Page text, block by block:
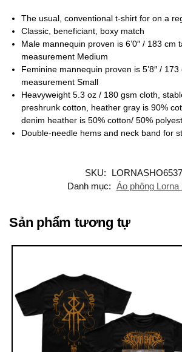
The usual, conventional t-shirt for on a
Classic, beneficiant, boxy match
Male mannequin proven is 6’0″ / 183 cm
measurement Medium
Feminine mannequin proven is 5’8″ /
measurement Small
Heavyweight 5.3 oz / 180 gsm cloth,
preshrunk cotton, heather gray is 90%
denim heather is 50% cotton/ 50%
Double-needle hems and neck band for
SKU:
Danh mục: Áo phông Lorna
Sản phẩm tương tự